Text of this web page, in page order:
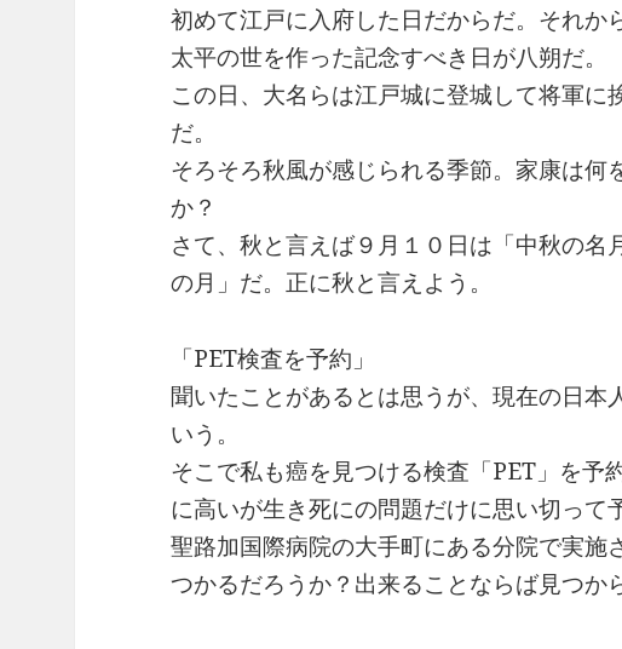
初めて江戸に入府した日だからだ。それか
太平の世を作った記念すべき日が八朔だ。
この日、大名らは江戸城に登城して将軍に
だ。
そろそろ秋風が感じられる季節。家康は何
か？
さて、秋と言えば９月１０日は「中秋の名
の月」だ。正に秋と言えよう。
「PET検査を予約」
聞いたことがあるとは思うが、現在の日本
いう。
そこで私も癌を見つける検査「PET」を予
に高いが生き死にの問題だけに思い切って
聖路加国際病院の大手町にある分院で実施
つかるだろうか？出来ることならば見つか